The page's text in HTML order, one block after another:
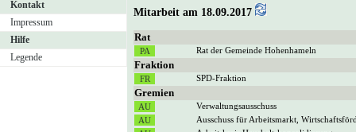
Kontakt
Impressum
Hilfe
Legende
Mitarbeit am 18.09.2017
Rat
Rat der Gemeinde Hohenhameln
Fraktion
SPD-Fraktion
Gremien
Verwaltungsausschuss
Ausschuss für Arbeitsmarkt,